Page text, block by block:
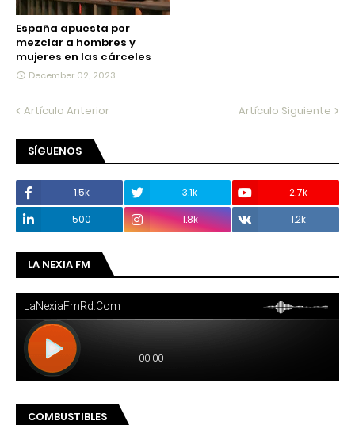
España apuesta por
mezclar a hombres y
mujeres en las cárceles
December 02, 2023
Artículo Anterior Artículo Siguiente
SÍGUENOS
1.5k 3.1k
2.7k
500
1.8k 1.2k
LA NEXIA FM
COMBUSTIBLES